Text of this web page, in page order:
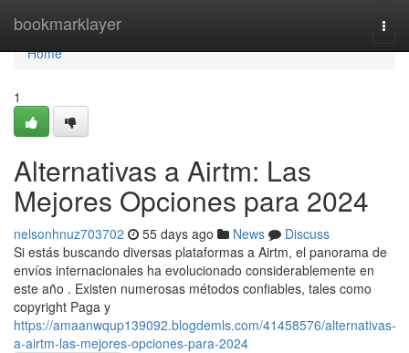
bookmarklayer
Home
Home
1
Alternativas a Airtm: Las
Mejores Opciones para 2024
nelsonhnuz703702 55 days ago News
Discuss
Si estás buscando diversas plataformas a Airtm, el panorama de
envíos internacionales ha evolucionado considerablemente en
este año . Existen numerosas métodos confiables, tales como
copyright Paga y
https://amaanwqup139092.blogdemls.com/41458576/alternativas-
a-airtm-las-mejores-opciones-para-2024